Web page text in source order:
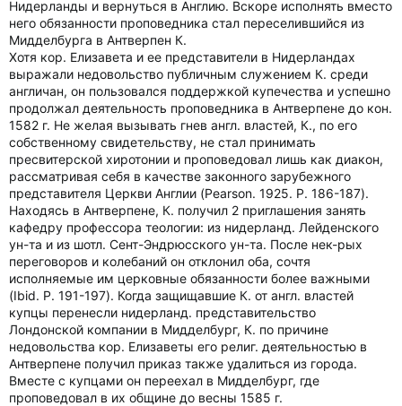
Нидерланды и вернуться в Англию. Вскоре исполнять вместо
него обязанности проповедника стал переселившийся из
Мидделбурга в Антверпен К.
Хотя кор. Елизавета и ее представители в Нидерландах
выражали недовольство публичным служением К. среди
англичан, он пользовался поддержкой купечества и успешно
продолжал деятельность проповедника в Антверпене до кон.
1582 г. Не желая вызывать гнев англ. властей, К., по его
собственному свидетельству, не стал принимать
пресвитерской хиротонии и проповедовал лишь как диакон,
рассматривая себя в качестве законного зарубежного
представителя Церкви Англии (Pearson. 1925. P. 186-187).
Находясь в Антверпене, К. получил 2 приглашения занять
кафедру профессора теологии: из нидерланд. Лейденского
ун-та и из шотл. Сент-Эндрюсского ун-та. После нек-рых
переговоров и колебаний он отклонил оба, сочтя
исполняемые им церковные обязанности более важными
(Ibid. P. 191-197). Когда защищавшие К. от англ. властей
купцы перенесли нидерланд. представительство
Лондонской компании в Мидделбург, К. по причине
недовольства кор. Елизаветы его религ. деятельностью в
Антверпене получил приказ также удалиться из города.
Вместе с купцами он переехал в Мидделбург, где
проповедовал в их общине до весны 1585 г.